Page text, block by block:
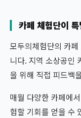
카페 체험단이
모두의체험단의 카
니다. 지역 소상공인
을 위해 직접 피드백
매월 다양한 카페에
험할 기회를 얻을 수